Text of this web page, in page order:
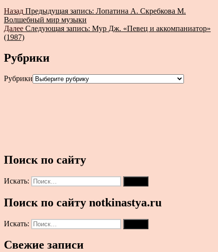
Назад Предыдущая запись: Лопатина А. Скребкова М.
Волшебный мир музыки
Далее Следующая запись: Мур Дж. «Певец и аккомпаниатор»
(1987)
Рубрики
Рубрики
Поиск по сайту
Искать:
Поиск по сайту notkinastya.ru
Искать:
Свежие записи